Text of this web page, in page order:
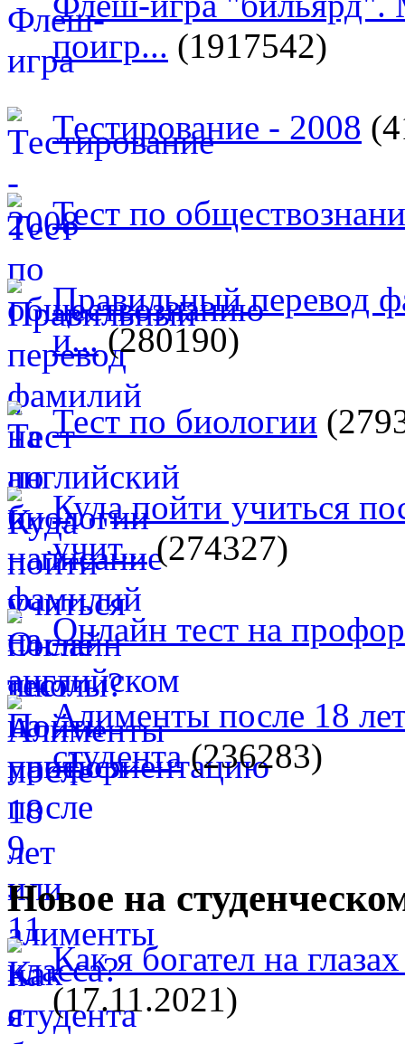
поигр... (1917542)
Тестирование - 2008
Тест по
Правильный перевод
и...(280190)
Тест по биологии
Куда пойти учиться
учит...(274327)
Онлайн тест на
Алименты после 18
студента(236283)
Новое на
Как я богател на
(17.11.2021)